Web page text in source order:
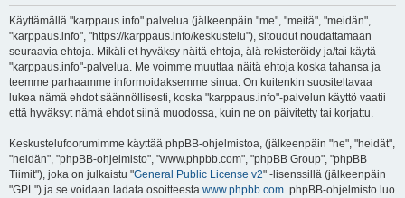
Käyttämällä "karppaus.info" palvelua (jälkeenpäin "me", "meitä", "meidän",
"karppaus.info", "https://karppaus.info/keskustelu"), sitoudut noudattamaan
seuraavia ehtoja. Mikäli et hyväksy näitä ehtoja, älä rekisteröidy ja/tai käytä
"karppaus.info"-palvelua. Me voimme muuttaa näitä ehtoja koska tahansa ja
teemme parhaamme informoidaksemme sinua. On kuitenkin suositeltavaa
lukea nämä ehdot säännöllisesti, koska "karppaus.info"-palvelun käyttö vaatii
että hyväksyt nämä ehdot siinä muodossa, kuin ne on päivitetty tai korjattu.
Keskustelufoorumimme käyttää phpBB-ohjelmistoa, (jälkeenpäin "he", "heidät",
"heidän", "phpBB-ohjelmisto", "www.phpbb.com", "phpBB Group", "phpBB
Tiimit"), joka on julkaistu "General Public License v2" -lisenssillä (jälkeenpäin
"GPL") ja se voidaan ladata osoitteesta www.phpbb.com. phpBB-ohjelmisto luo